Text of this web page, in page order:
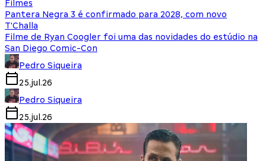
Filmes
Pantera Negra 3 é confirmado para 2028, com novo
T'Challa
Filme de Ryan Coogler foi uma das novidades do estúdio na
San Diego Comic-Con
Pedro Siqueira
25.jul.26
Pedro Siqueira
25.jul.26